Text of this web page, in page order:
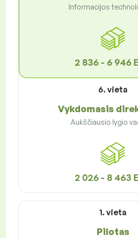
Informacijos
2 836 - 6 946
6. vieta
Vykdomasis
Aukščiausio lygio
2 026 - 8 463
1. vieta
Pilotas